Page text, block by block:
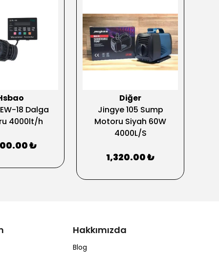
18 Dalga
4000lt/h
₺
Diğer
Jingye 105 Sump
Motoru Siyah 60W
4000L/S
1,320.00 ₺
Hakkımızda
Blog